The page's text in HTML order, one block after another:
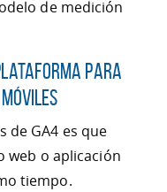
de medición
para
de GA4 es que
web o aplicación
tiempo.